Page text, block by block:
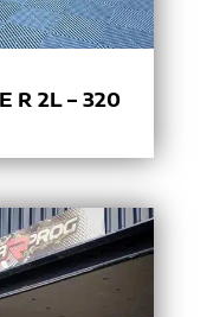
R 2L – 320